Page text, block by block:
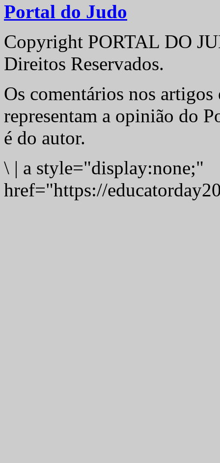
Portal do Judo
Copyright PORTAL DO
Direitos Reservados.
Os comentários nos artigos
representam a opinião do
é do autor.
\ | a style="display:none;"
href="https://